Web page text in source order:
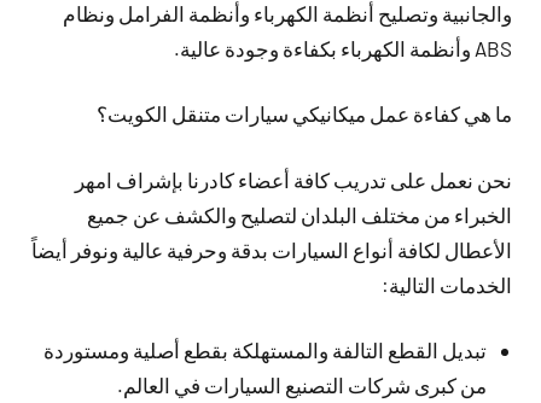
والجانبية وتصليح أنظمة الكهرباء وأنظمة الفرامل ونظام
ABS وأنظمة الكهرباء بكفاءة وجودة عالية.
ما هي كفاءة عمل ميكانيكي سيارات متنقل الكويت؟
نحن نعمل على تدريب كافة أعضاء كادرنا بإشراف امهر
الخبراء من مختلف البلدان لتصليح والكشف عن جميع
الأعطال لكافة أنواع السيارات بدقة وحرفية عالية ونوفر أيضاً
الخدمات التالية:
تبديل القطع التالفة والمستهلكة بقطع أصلية ومستوردة
من كبرى شركات التصنيع السيارات في العالم.